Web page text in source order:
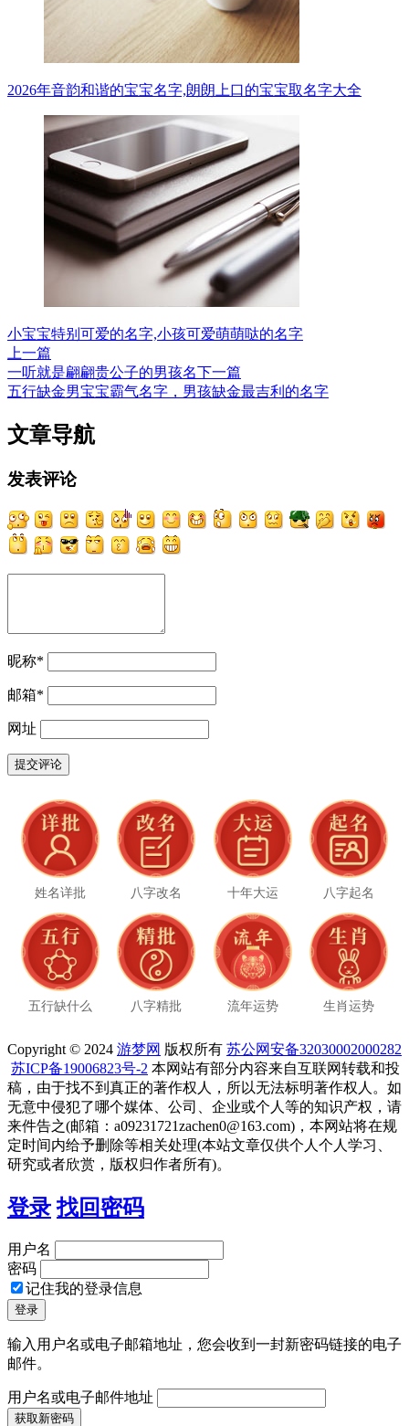
2026年音韵和谐的宝宝名字,朗朗上口的宝宝取名字大全
小宝宝特别可爱的名字,小孩可爱萌萌哒的名字
上一篇
一听就是翩翩贵公子的男孩名下一篇
五行缺金男宝宝霸气名字，男孩缺金最吉利的名字
文章导航
发表评论
昵称*
邮箱*
网址
姓名详批 八字改名 十年大运 八字起名
五行缺什么 八字精批 流年运势 生肖运势
Copyright © 2024 游梦网 版权所有 苏公网安备32030002000282
苏ICP备19006823号-2 本网站有部分内容来自互联网转载和投
稿，由于找不到真正的著作权人，所以无法标明著作权人。如
无意中侵犯了哪个媒体、公司、企业或个人等的知识产权，请
来件告之(邮箱：a09231721zachen0@163.com)，本网站将在规
定时间内给予删除等相关处理(本站文章仅供个人个人学习、
研究或者欣赏，版权归作者所有)。
登录 找回密码
用户名
密码
记住我的登录信息
输入用户名或电子邮箱地址，您会收到一封新密码链接的电子
邮件。
用户名或电子邮件地址